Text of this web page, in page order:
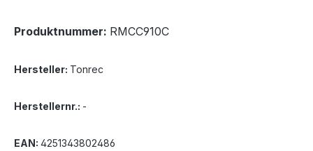
Produktnummer: RMCC910C
Hersteller: Tonrec
Herstellernr.: -
EAN: 4251343802486